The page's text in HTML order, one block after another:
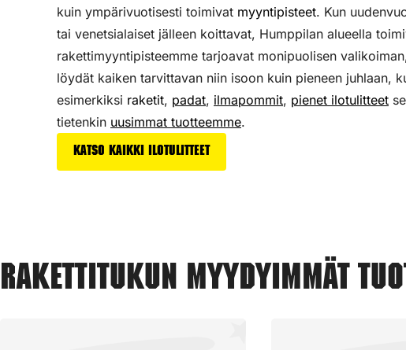
kuin ympärivuotisesti toimivat myyntipisteet. Kun
tai venetsialaiset jälleen koittavat, Humppilan alueella
rakettimyyntipisteemme tarjoavat monipuolisen
löydät kaiken tarvittavan niin isoon kuin pieneen juhlaan,
esimerkiksi raketit, padat, ilmapommit, pienet ilotulitteet
tietenkin uusimmat tuotteemme.
Katso kaikki ilotulitteet
Rakettitukun myydyimmät